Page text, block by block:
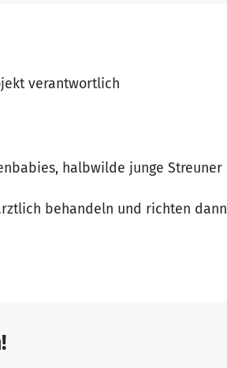
verantwortlich
halbwilde junge Streuner
behandeln und richten dann